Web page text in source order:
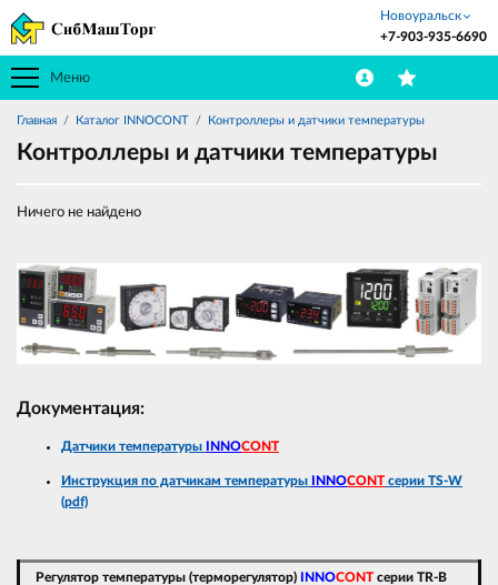
Меню
Новоуральск
+7-903-935-6690
Главная Каталог INNOCONT Контроллеры и датчики температуры
Контроллеры и датчики температуры
Ничего не найдено
Документация:
Датчики температуры INNOCONT
Инструкция по датчикам температуры INNOCONT серии TS-W
(pdf)
Регулятор температуры (терморегулятор) INNOCONTсерии TR-B